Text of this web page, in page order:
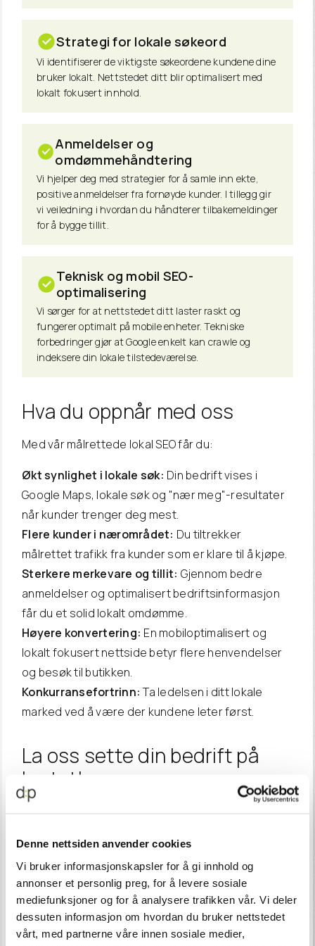
Denne nettsiden anvender cookies
Vi bruker informasjonskapsler for å gi innhold og
annonser et personlig preg, for å levere sosiale
mediefunksjoner og for å analysere trafikken vår. Vi deler
dessuten informasjon om hvordan du bruker nettstedet
vårt, med partnerne våre innen sosiale medier,
Strategi for lokale søkeord
Vi identifiserer de viktigste søkeordene kundene dine
bruker lokalt. Nettstedet ditt blir optimalisert med
lokalt fokusert innhold.
Anmeldelser og
omdømmehåndtering
Vi hjelper deg med strategier for å samle inn ekte,
positive anmeldelser fra fornøyde kunder. I tillegg gir
vi veiledning i hvordan du håndterer tilbakemeldinger
for å bygge tillit.
Teknisk og mobil SEO-
optimalisering
Vi sørger for at nettstedet ditt laster raskt og
fungerer optimalt på mobile enheter. Tekniske
forbedringer gjør at Google enkelt kan crawle og
indeksere din lokale tilstedeværelse.
Hva du oppnår med oss
Med vår målrettede lokal SEO får du:
Økt synlighet i lokale søk: Din bedrift vises i
Google Maps, lokale søk og "nær meg"-resultater
når kunder trenger deg mest.
Flere kunder i nærområdet: Du tiltrekker
målrettet trafikk fra kunder som er klare til å kjøpe.
Sterkere merkevare og tillit: Gjennom bedre
anmeldelser og optimalisert bedriftsinformasjon
får du et solid lokalt omdømme.
Høyere konvertering: En mobiloptimalisert og
lokalt fokusert nettside betyr flere henvendelser
og besøk til butikken.
Konkurransefortrinn: Ta ledelsen i ditt lokale
marked ved å være der kundene leter først.
La oss sette din bedrift på
kartet!
lokal SEO-strategi som leverer resultater.
Kontakt oss i dag for en gratis konsultasjon
la oss hjelpe deg med å dominere lokale søk!